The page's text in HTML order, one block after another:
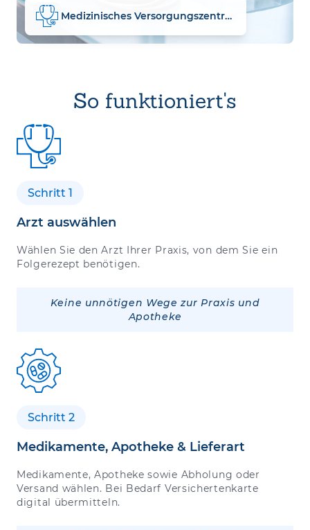
Medizinisches Versorgungszentrum
So funktioniert's
Schritt 1
Arzt auswählen
Wählen Sie den Arzt Ihrer Praxis, von dem Sie ein
Folgerezept benötigen.
Keine unnötigen Wege zur Praxis und
Apotheke
Schritt 2
Medikamente, Apotheke & Lieferart
Medikamente, Apotheke sowie Abholung oder
Versand wählen. Bei Bedarf Versichertenkarte
digital übermitteln.